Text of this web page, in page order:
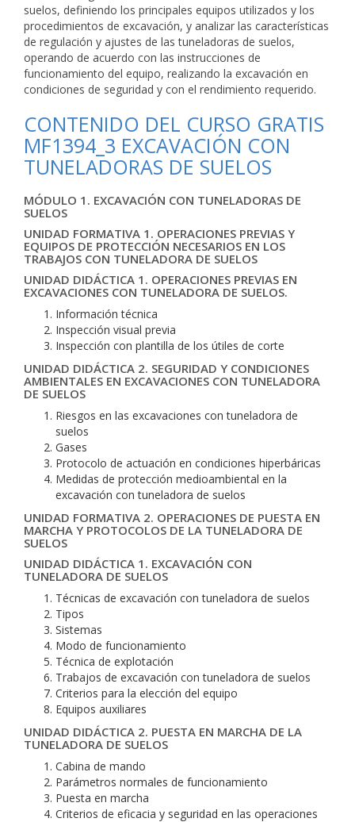
suelos, definiendo los principales equipos utilizados y los
procedimientos de excavación, y analizar las características
de regulación y ajustes de las tuneladoras de suelos,
operando de acuerdo con las instrucciones de
funcionamiento del equipo, realizando la excavación en
condiciones de seguridad y con el rendimiento requerido.
CONTENIDO DEL CURSO GRATIS
MF1394_3 EXCAVACIÓN CON
TUNELADORAS DE SUELOS
MÓDULO 1. EXCAVACIÓN CON TUNELADORAS DE
SUELOS
UNIDAD FORMATIVA 1. OPERACIONES PREVIAS Y
EQUIPOS DE PROTECCIÓN NECESARIOS EN LOS
TRABAJOS CON TUNELADORA DE SUELOS
UNIDAD DIDÁCTICA 1. OPERACIONES PREVIAS EN
EXCAVACIONES CON TUNELADORA DE SUELOS.
Información técnica
Inspección visual previa
Inspección con plantilla de los útiles de corte
UNIDAD DIDÁCTICA 2. SEGURIDAD Y CONDICIONES
AMBIENTALES EN EXCAVACIONES CON TUNELADORA
DE SUELOS
Riesgos en las excavaciones con tuneladora de
suelos
Gases
Protocolo de actuación en condiciones hiperbáricas
Medidas de protección medioambiental en la
excavación con tuneladora de suelos
UNIDAD FORMATIVA 2. OPERACIONES DE PUESTA EN
MARCHA Y PROTOCOLOS DE LA TUNELADORA DE
SUELOS
UNIDAD DIDÁCTICA 1. EXCAVACIÓN CON
TUNELADORA DE SUELOS
Técnicas de excavación con tuneladora de suelos
Tipos
Sistemas
Modo de funcionamiento
Técnica de explotación
Trabajos de excavación con tuneladora de suelos
Criterios para la elección del equipo
Equipos auxiliares
UNIDAD DIDÁCTICA 2. PUESTA EN MARCHA DE LA
TUNELADORA DE SUELOS
Cabina de mando
Parámetros normales de funcionamiento
Puesta en marcha
Criterios de eficacia y seguridad en las operaciones